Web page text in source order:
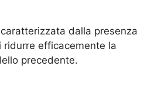
dalla presenza
ridurre efficacemente la
precedente.